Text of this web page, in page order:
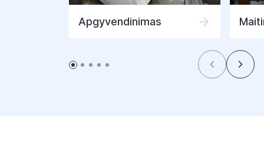
Apgyvendinimas